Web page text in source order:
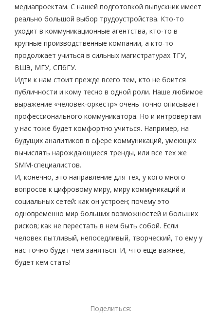
медиапроектам. С нашей подготовкой выпускник имеет
реально большой выбор трудоустройства. Кто-то
уходит в коммуникационные агентства, кто-то в
крупные производственные компании, а кто-то
продолжает учиться в сильных магистратурах ТГУ,
ВШЭ, МГУ, СПбГУ.
Идти к нам стоит прежде всего тем, кто не боится
публичности и кому тесно в одной роли. Наше любимое
выражение «человек-оркестр» очень точно описывает
профессионального коммуникатора. Но и интровертам
у нас тоже будет комфортно учиться. Например, на
будущих аналитиков в сфере коммуникаций, умеющих
вычислять нарождающиеся тренды, или все тех же
SMM-специалистов.
И, конечно, это направление для тех, у кого много
вопросов к цифровому миру, миру коммуникаций и
социальных сетей: как он устроен; почему это
одновременно мир больших возможностей и больших
рисков; как не перестать в нем быть собой. Если
человек пытливый, непоседливый, творческий, то ему у
нас точно будет чем заняться. И, что еще важнее,
будет кем стать!
Поделиться: